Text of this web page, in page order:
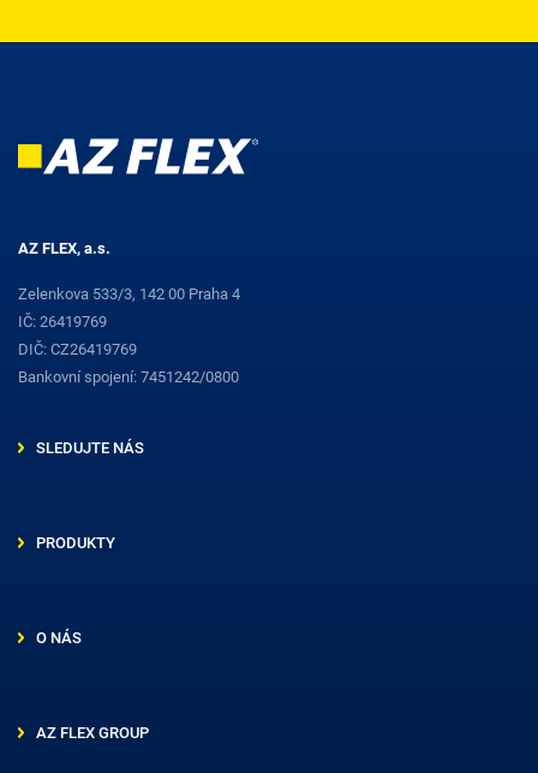
AZ FLEX, a.s.
Zelenkova 533/3, 142 00 Praha 4
IČ: 26419769
DIČ: CZ26419769
Bankovní spojení: 7451242/0800
SLEDUJTE NÁS
PRODUKTY
O NÁS
AZ FLEX GROUP